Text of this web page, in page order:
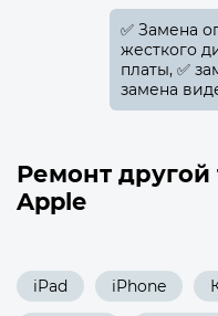
✅️ Замена
жесткого
платы, ✅️
замена
Ремонт
Apple
iPad iPhone